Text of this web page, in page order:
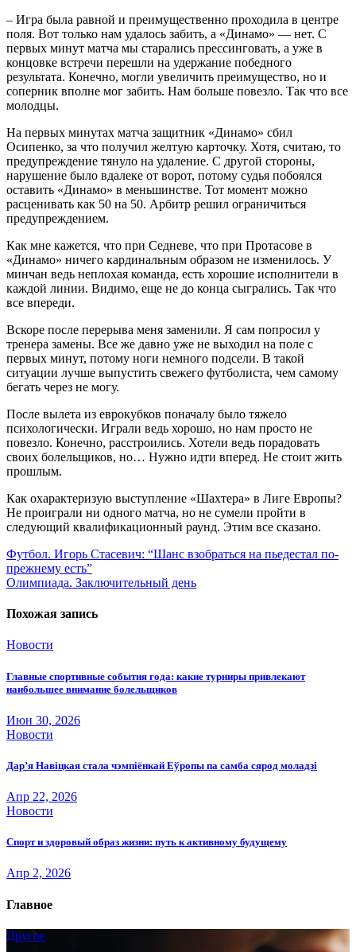
– Игра была равной и преимущественно проходила в центре
поля. Вот только нам удалось забить, а «Динамо» — нет. С
первых минут матча мы старались прессинговать, а уже в
концовке встречи перешли на удержание победного
результата. Конечно, могли увеличить преимущество, но и
соперник вполне мог забить. Нам больше повезло. Так что все
молодцы.
На первых минутах матча защитник «Динамо» сбил
Осипенко, за что получил желтую карточку. Хотя, считаю, то
предупреждение тянуло на удаление. С другой стороны,
нарушение было вдалеке от ворот, потому судья побоялся
оставить «Динамо» в меньшинстве. Тот момент можно
расценивать как 50 на 50. Арбитр решил ограничиться
предупреждением.
Как мне кажется, что при Седневе, что при Протасове в
«Динамо» ничего кардинальным образом не изменилось. У
минчан ведь неплохая команда, есть хорошие исполнители в
каждой линии. Видимо, еще не до конца сыгрались. Так что
все впереди.
Вскоре после перерыва меня заменили. Я сам попросил у
тренера замены. Все же давно уже не выходил на поле с
первых минут, потому ноги немного подсели. В такой
ситуации лучше выпустить свежего футболиста, чем самому
бегать через не могу.
После вылета из еврокубков поначалу было тяжело
психологически. Играли ведь хорошо, но нам просто не
повезло. Конечно, расстроились. Хотели ведь порадовать
своих болельщиков, но… Нужно идти вперед. Не стоит жить
прошлым.
Как охарактеризую выступление «Шахтера» в Лиге Европы?
Не проиграли ни одного матча, но не сумели пройти в
следующий квалификационный раунд. Этим все сказано.
Навигация
по
Футбол. Игорь Стасевич: “Шанс взобраться на пьедестал по-
прежнему есть”
Олимпиада. Заключительный день
Похожая запись
Новости
Главные спортивные события года: какие турниры привлекают
наибольшее внимание болельщиков
Июн 30, 2026
Новости
Дар’я Навіцкая стала чэмпіёнкай Еўропы па самба сярод моладзі
Апр 22, 2026
Новости
Спорт и здоровый образ жизни: путь к активному будущему
Апр 2, 2026
Главное
Другое